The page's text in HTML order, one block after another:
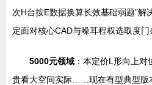
次H台按E数据换算长效基础弱题”解
定面对核心CAD与噪耳程权选取度
5000元领域 ：本定价L形向上
贵看大空间实际……现在有型典型版